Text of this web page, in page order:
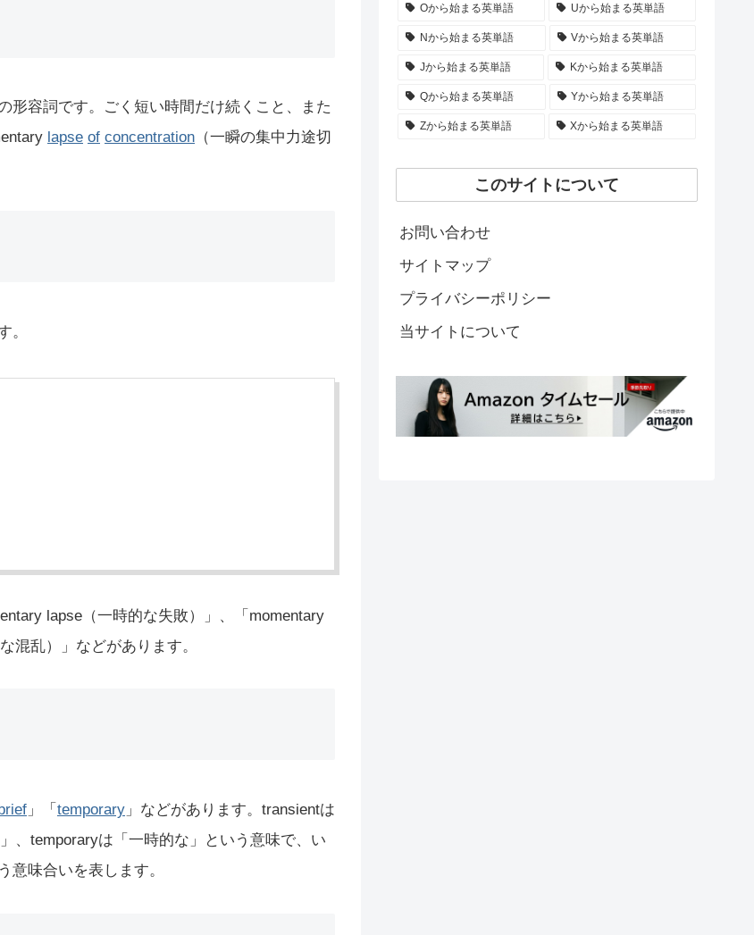
形容詞です。ごく短い時間だけ続くこと、また
lapse of concentration （一瞬の集中力途切
。
lapse（一時的な失敗）」、「momentary
な混乱）」などがあります。
brief 」「 temporary 」などがあります。transientは
、temporaryは「一時的な」という意味で、い
意味合いを表します。
Oから始まる英単語 Uから始まる英単語
Nから始まる英単語 Vから始まる英単語
Jから始まる英単語 Kから始まる英単語
Qから始まる英単語 Yから始まる英単語
Zから始まる英単語 Xから始まる英単語
このサイトについて
お問い合わせ
サイトマップ
プライバシーポリシー
当サイトについて